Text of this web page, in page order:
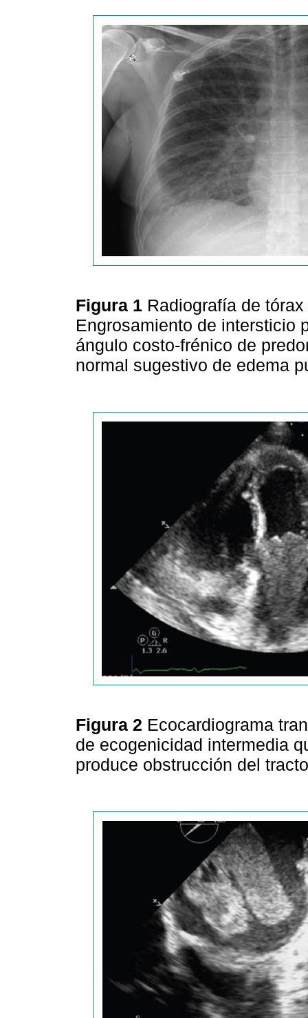
Figura 1 Radiografía de
Engrosamiento de intersticio
ángulo costo-frénico de
normal sugestivo de edema
Figura 2 Ecocardiograma
de ecogenicidad intermedia
produce obstrucción del